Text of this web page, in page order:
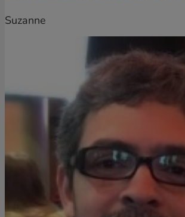
Suzanne